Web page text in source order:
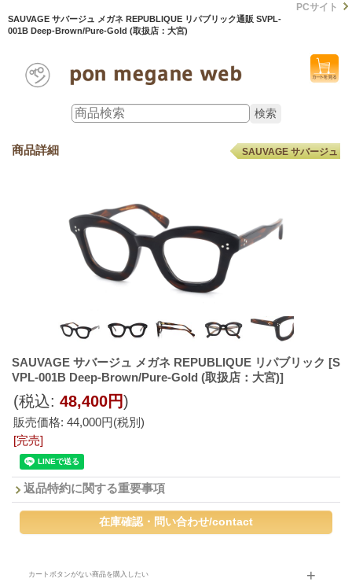
SAUVAGE サバージュ メガネ REPUBLIQUE リパブリック通販 SVPL-
001B Deep-Brown/Pure-Gold (取扱店：大宮)
PCサイト
商品詳細 SAUVAGE サバージュ
SAUVAGE サバージュ メガネ REPUBLIQUE リパブリック [S
VPL-001B Deep-Brown/Pure-Gold (取扱店：大宮)]
販売価格: 44,000円(税別)
(税込: 48,400円)
[完売]
返品特約に関する重要事項
カートボタンがない商品を購入したい